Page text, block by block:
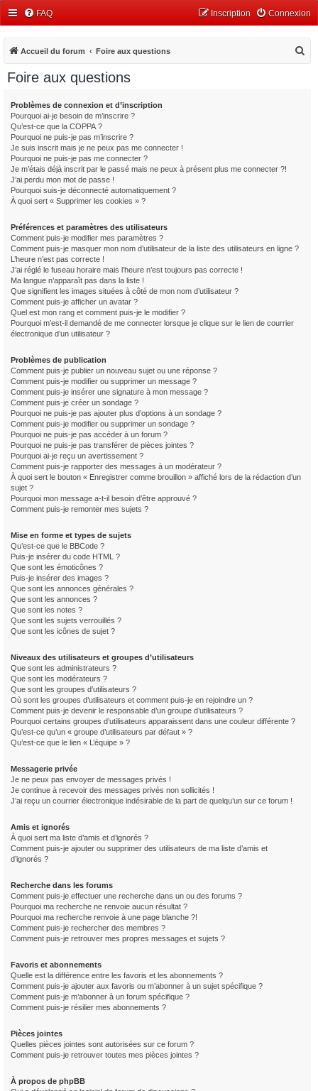
FAQ Connexion
Inscription
Accueil du forum Foire aux questions
Foire aux questions
Problèmes de connexion et d’inscription
Pourquoi ai-je besoin de m’inscrire ?
Qu’est-ce que la COPPA ?
Pourquoi ne puis-je pas m’inscrire ?
Je suis inscrit mais je ne peux pas me connecter !
Pourquoi ne puis-je pas me connecter ?
Je m’étais déjà inscrit par le passé mais ne peux à présent plus me connecter ?!
J’ai perdu mon mot de passe !
Pourquoi suis-je déconnecté automatiquement ?
À quoi sert « Supprimer les cookies » ?
Préférences et paramètres des utilisateurs
Comment puis-je modifier mes paramètres ?
Comment puis-je masquer mon nom d’utilisateur de la liste des utilisateurs en ligne ?
L’heure n’est pas correcte !
J’ai réglé le fuseau horaire mais l’heure n’est toujours pas correcte !
Ma langue n’apparaît pas dans la liste !
Que signifient les images situées à côté de mon nom d’utilisateur ?
Comment puis-je afficher un avatar ?
Quel est mon rang et comment puis-je le modifier ?
Pourquoi m’est-il demandé de me connecter lorsque je clique sur le lien de courrier
électronique d’un utilisateur ?
Problèmes de publication
Comment puis-je publier un nouveau sujet ou une réponse ?
Comment puis-je modifier ou supprimer un message ?
Comment puis-je insérer une signature à mon message ?
Comment puis-je créer un sondage ?
Pourquoi ne puis-je pas ajouter plus d’options à un sondage ?
Comment puis-je modifier ou supprimer un sondage ?
Pourquoi ne puis-je pas accéder à un forum ?
Pourquoi ne puis-je pas transférer de pièces jointes ?
Pourquoi ai-je reçu un avertissement ?
Comment puis-je rapporter des messages à un modérateur ?
À quoi sert le bouton « Enregistrer comme brouillon » affiché lors de la rédaction d’un
sujet ?
Pourquoi mon message a-t-il besoin d’être approuvé ?
Comment puis-je remonter mes sujets ?
Mise en forme et types de sujets
Qu’est-ce que le BBCode ?
Puis-je insérer du code HTML ?
Que sont les émoticônes ?
Puis-je insérer des images ?
Que sont les annonces générales ?
Que sont les annonces ?
Que sont les notes ?
Que sont les sujets verrouillés ?
Que sont les icônes de sujet ?
Niveaux des utilisateurs et groupes d’utilisateurs
Que sont les administrateurs ?
Que sont les modérateurs ?
Que sont les groupes d’utilisateurs ?
Où sont les groupes d’utilisateurs et comment puis-je en rejoindre un ?
Comment puis-je devenir le responsable d’un groupe d’utilisateurs ?
Pourquoi certains groupes d’utilisateurs apparaissent dans une couleur différente ?
Qu’est-ce qu’un « groupe d’utilisateurs par défaut » ?
Qu’est-ce que le lien « L’équipe » ?
Messagerie privée
Je ne peux pas envoyer de messages privés !
Je continue à recevoir des messages privés non sollicités !
J’ai reçu un courrier électronique indésirable de la part de quelqu’un sur ce forum !
Amis et ignorés
À quoi sert ma liste d’amis et d’ignorés ?
Comment puis-je ajouter ou supprimer des utilisateurs de ma liste d’amis et
d’ignorés ?
Recherche dans les forums
Comment puis-je effectuer une recherche dans un ou des forums ?
Pourquoi ma recherche ne renvoie aucun résultat ?
Pourquoi ma recherche renvoie à une page blanche ?!
Comment puis-je rechercher des membres ?
Comment puis-je retrouver mes propres messages et sujets ?
Favoris et abonnements
Quelle est la différence entre les favoris et les abonnements ?
Comment puis-je ajouter aux favoris ou m’abonner à un sujet spécifique ?
Comment puis-je m’abonner à un forum spécifique ?
Comment puis-je résilier mes abonnements ?
Pièces jointes
Quelles pièces jointes sont autorisées sur ce forum ?
Comment puis-je retrouver toutes mes pièces jointes ?
À propos de phpBB